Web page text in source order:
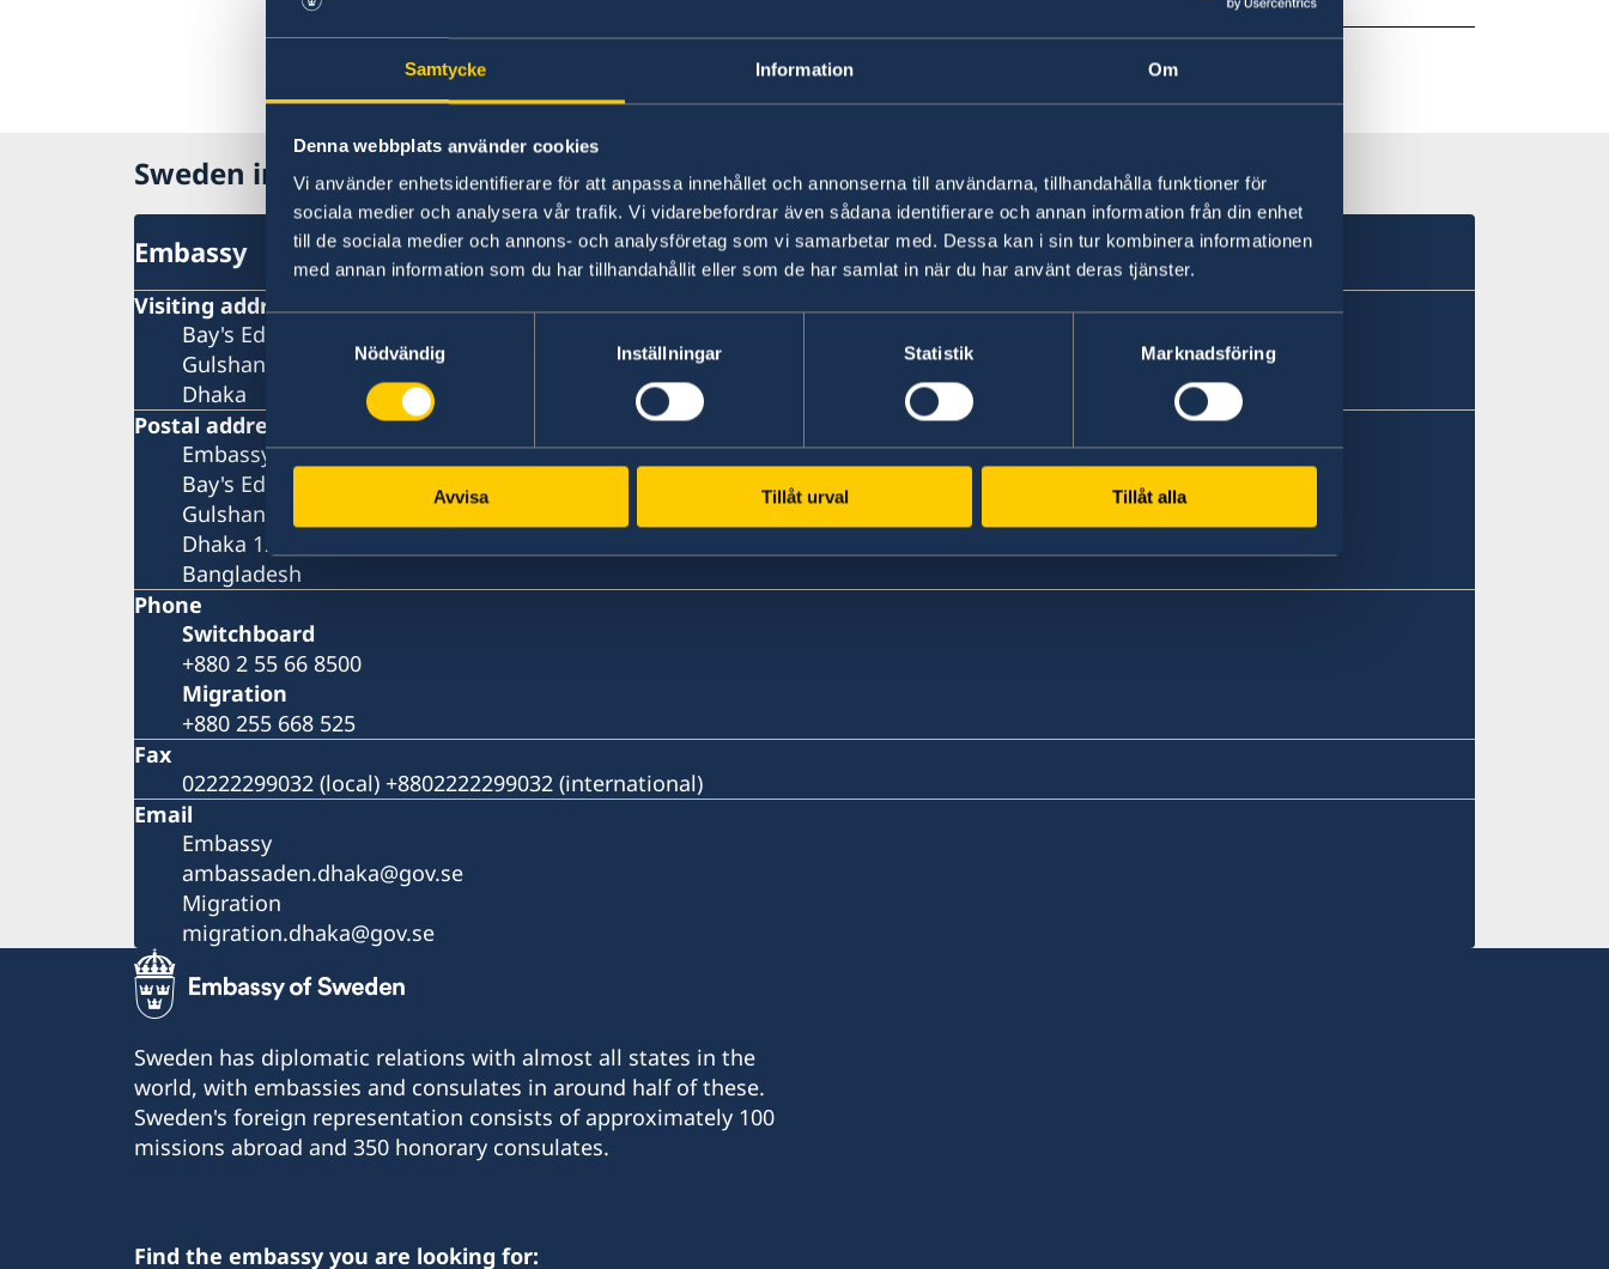
Samtycke Information Om
Denna webbplats använder cookies
Vi använder enhetsidentifierare för att anpassa innehållet och annonserna till användarna, tillhandahålla funktioner för
sociala medier och analysera vår trafik. Vi vidarebefordrar även sådana identifierare och annan information från din enhet
till de sociala medier och annons- och analysföretag som vi samarbetar med. Dessa kan i sin tur kombinera informationen
med annan information som du har tillhandahållit eller som de har samlat in när du har använt deras tjänster.
Nödvändig
Inställningar Statistik Marknadsföring
Avvisa Tillåt urval Tillåt alla
Last updated 19 Apr 2020, 10.22 AM
Sweden in Bangladesh, Dhaka
Embassy
Visiting address
Bay's Edgewater, 6th Floor
Gulshan 2
Dhaka
Postal address
Embassy of Sweden
Bay's Edgewater, 6th Floor
Gulshan 2
Dhaka 1212
Bangladesh
Phone
Switchboard
+880 2 55 66 8500
Migration
+880 255 668 525
Fax
02222299032 (local) +8802222299032 (international)
Email
Embassy
ambassaden.dhaka@gov.se
Migration
migration.dhaka@gov.se
Sweden has diplomatic relations with almost all states in the
world, with embassies and consulates in around half of these.
Sweden's foreign representation consists of approximately 100
missions abroad and 350 honorary consulates.
Find the embassy you are looking for: